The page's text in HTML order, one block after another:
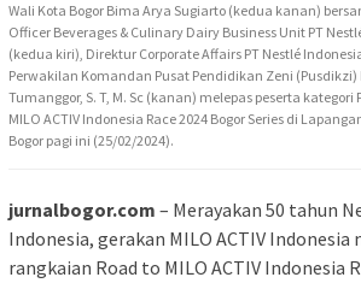
Wali Kota Bogor Bima Arya Sugiarto (kedua kanan)
Officer Beverages & Culinary Dairy Business Unit PT
(kedua kiri), Direktur Corporate Affairs PT Nestlé
Perwakilan Komandan Pusat Pendidikan Zeni (Pusdikzi)
Tumanggor, S. T, M. Sc (kanan) melepas peserta kategori
MILO ACTIV Indonesia Race 2024 Bogor Series di
Bogor pagi ini (25/02/2024).
jurnalbogor.com – Merayakan 50 tahun
Indonesia, gerakan MILO ACTIV Indonesia
rangkaian Road to MILO ACTIV Indonesia